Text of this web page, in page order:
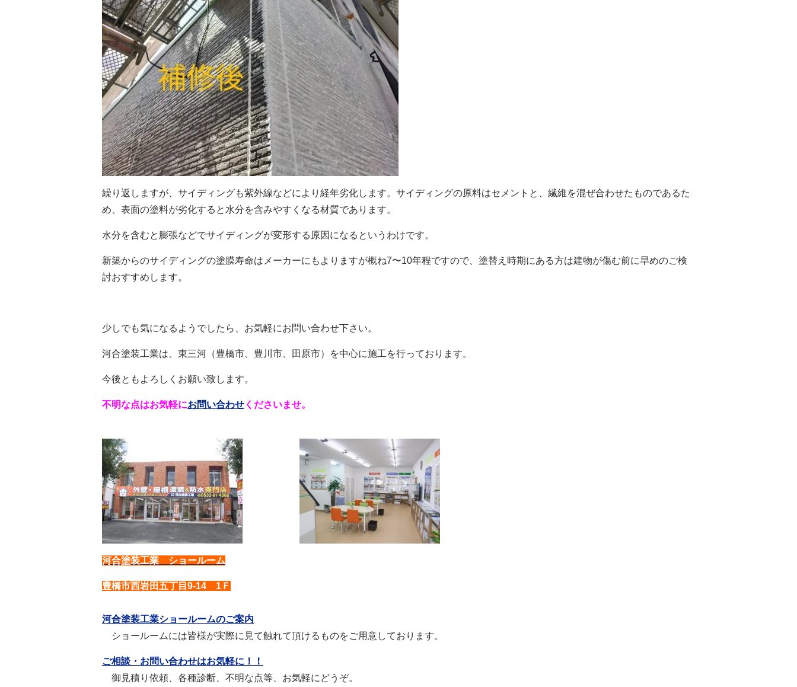
繰り返しますが、サイディングも紫外線などにより経年劣化します。サイディングの原料はセメントと、繊維を混ぜ合わせたものであるた
め、表面の塗料が劣化すると水分を含みやすくなる材質であります。
水分を含むと膨張などでサイディングが変形する原因になるというわけです。
新築からのサイディングの塗膜寿命はメーカーにもよりますが概ね7〜10年程ですので、塗替え時期にある方は建物が傷む前に早めのご検
討おすすめします。
少しでも気になるようでしたら、お気軽にお問い合わせ下さい。
河合塗装工業は、東三河（豊橋市、豊川市、田原市）を中心に施工を行っております。
今後ともよろしくお願い致します。
不明な点はお気軽にお問い合わせ くださいませ。
河合塗装工業 ショールーム
豊橋市西岩田五丁目9-14 1Ｆ
河合塗装工業ショールームのご案内
ショールームには皆様が実際に見て触れて頂けるものをご用意しております。
ご相談・お問い合わせはお気軽に！！
御見積り依頼、各種診断、不明な点等、お気軽にどうぞ。